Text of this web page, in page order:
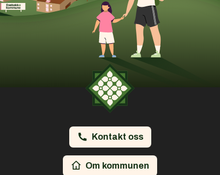
Kontakt oss
Om kommunen